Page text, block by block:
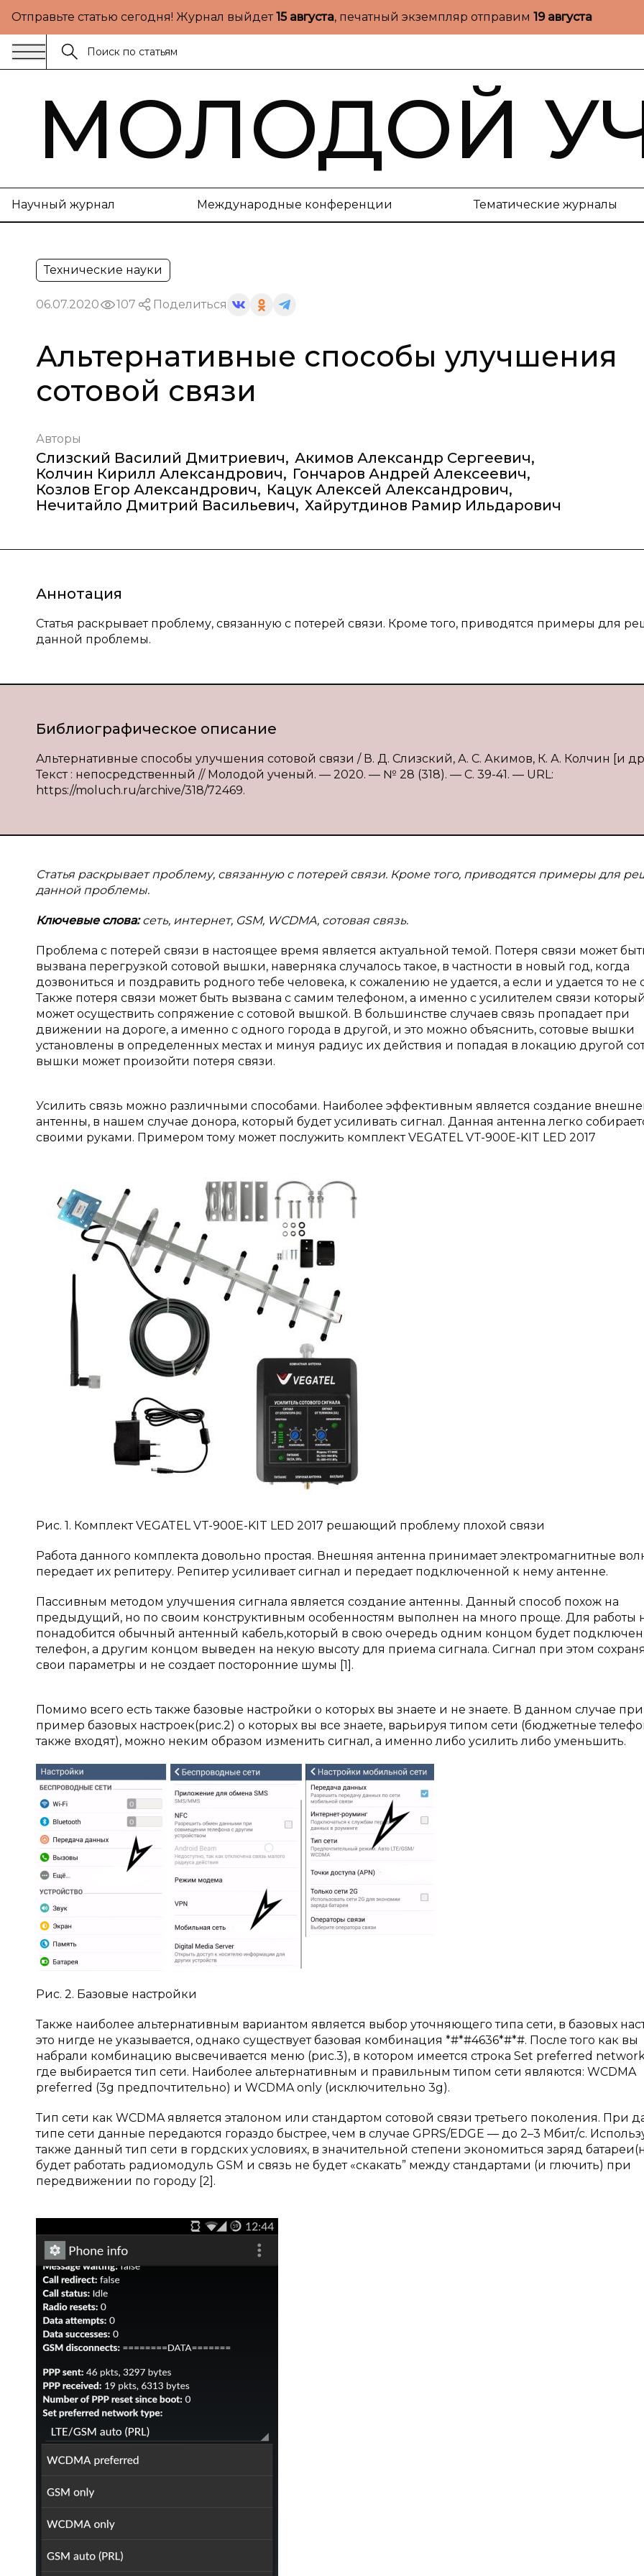
Отправьте статью сегодня! Журнал выйдет15 августа, печатный экземпляр отправим 19 августа
МОЛОДОЙ
Научный журнал Международные конференции Тематические журналы
Технические науки
06.07.2020 107 Поделиться
Альтернативные способы улучшения
сотовой связи
Авторы
Слизский Василий Дмитриевич, Акимов Александр Сергеевич,
Колчин Кирилл Александрович, Гончаров Андрей Алексеевич,
Козлов Егор Александрович, Кацук Алексей Александрович,
Нечитайло Дмитрий Васильевич, Хайрутдинов Рамир Ильдарович
Аннотация
Статья раскрывает проблему, связанную с потерей связи. Кроме того, приводятся примеры для
данной проблемы.
Библиографическое описание
Альтернативные способы улучшения сотовой связи / В. Д. Слизский, А. С. Акимов, К. А. Колчин [и
Текст : непосредственный // Молодой ученый. — 2020. — № 28 (318). — С. 39-41. — URL:
https://moluch.ru/archive/318/72469.
Статья раскрывает проблему, связанную с потерей связи. Кроме того, приводятся примеры для
данной проблемы.
Ключевые слова:сеть, интернет, GSM, WCDMA, сотовая связь.
Проблема с потерей связи в настоящее время является актуальной темой. Потеря связи может
вызвана перегрузкой сотовой вышки, наверняка случалось такое, в частности в новый год, когда
дозвониться и поздравить родного тебе человека, к сожалению не удается, а если и удается то не
Также потеря связи может быть вызвана с самим телефоном, а именно с усилителем связи
может осуществить сопряжение с сотовой вышкой. В большинстве случаев связь пропадает при
движении на дороге, а именно с одного города в другой, и это можно объяснить, сотовые вышки
установлены в определенных местах и минуя радиус их действия и попадая в локацию другой
вышки может произойти потеря связи.
Усилить связь можно различными способами. Наиболее эффективным является создание
антенны, в нашем случае донора, который будет усиливать сигнал. Данная антенна легко
своими руками. Примером тому может послужить комплект VEGATEL VT-900E-KIT LED 2017
Рис. 1. Комплект VEGATEL VT-900E-KIT LED 2017 решающий проблему плохой связи
Работа данного комплекта довольно простая. Внешняя антенна принимает электромагнитные
передает их репитеру. Репитер усиливает сигнал и передает подключенной к нему антенне.
Пассивным методом улучшения сигнала является создание антенны. Данный способ похож на
предыдущий, но по своим конструктивным особенностям выполнен на много проще. Для работы
понадобится обычный антенный кабель,который в свою очередь одним концом будет
телефон, а другим концом выведен на некую высоту для приема сигнала. Сигнал при этом
свои параметры и не создает посторонние шумы [1].
Помимо всего есть также базовые настройки о которых вы знаете и не знаете. В данном случае
пример базовых настроек(рис.2) о которых вы все знаете, варьируя типом сети (бюджетные
также входят), можно неким образом изменить сигнал, а именно либо усилить либо уменьшить.
Рис. 2. Базовые настройки
Также наиболее альтернативным вариантом является выбор уточняющего типа сети, в базовых
это нигде не указывается, однако существует базовая комбинация *#*#4636*#*#. После того как вы
набрали комбинацию высвечивается меню (рис.3), в котором имеется строка Set preferred
где выбирается тип сети. Наиболее альтернативным и правильным типом сети являются: WCDMA
preferred (3g предпочтительно) и WCDMA only (исключительно 3g).
Тип сети как WCDMA является эталоном или стандартом сотовой связи третьего поколения. При
типе сети данные передаются гораздо быстрее, чем в случае GPRS/EDGE — до 2–3 Мбит/с.
также данный тип сети в гордских условиях, в значительной степени экономиться заряд
будет работать радиомодуль GSM и связь не будет «скакать” между стандартами (и глючить) при
передвижении по городу [2].